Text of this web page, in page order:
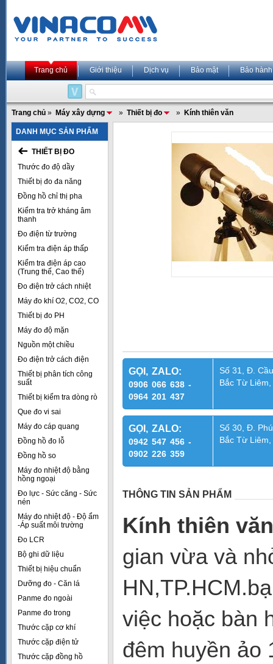
Trang chủ Giới thiệu Dịch vụ Bảo mật Bảo hành
Trang chủ » Máy xây dựng » Thiết bị đo » Kính thiên văn
DANH MỤC SẢN PHẨM
THIẾT BỊ ĐO
Thước đo độ dầy
Thiết bị đo đa năng
Đồng hồ chỉ thị pha
Kiểm tra trở kháng âm
thanh
Đo điện từ trường
Kiểm tra điện áp thấp
Kiểm tra điện áp cao
(Trung thế, Cao thế)
Đo điện trở cách nhiệt
Máy đo khí O2, CO2, CO
Thiết bị đo PH
Máy đo độ mặn
Nguồn một chiều
Đo điện trở cách điện
Thiết bị phân tích công
suất
Thiết bị kiểm tra dòng rò
Que đo vi sai
Máy đo cáp quang
Đồng hồ đo lỗ
Đồng hồ so
Máy đo nhiệt độ bằng
hồng ngoại
Đo lực - Sức căng - Sức
nén
Máy đo nhiệt độ - Độ ẩm
-Áp suất môi trường
Đo LCR
Bộ ghi dữ liệu
Thiết bị hiệu chuẩn
Dưỡng đo - Căn lá
Panme đo ngoài
Panme đo trong
Thước cặp cơ khí
Thước cặp điện tử
Thước cặp đồng hồ
GỌI, ZALO:
0906 066 638 -
0964 201 437
Số 31, Đ.
Bắc Từ
GỌI, ZALO:
0942 547 456 -
0902 226 359
Số 30, Đ.
Bắc Từ
THÔNG TIN SẢN PHẨM
Kính thiên văn
gian vừa và
việc hoặc bàn
đêm huyền ảo